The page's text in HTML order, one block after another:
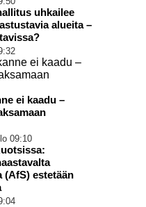
uhkailee
alueita –
ei kaadu –
09:10
(AfS) estetään